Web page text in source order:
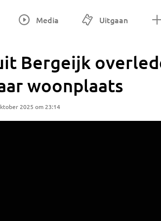
Media Uitgaan
Bergeijk
woonplaats
2025 om 23:14